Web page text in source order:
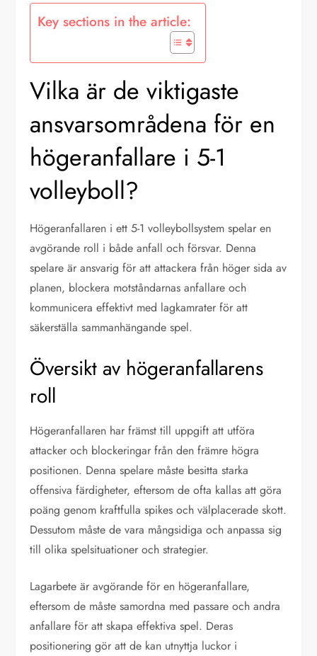
Key sections in the article:
Vilka är de viktigaste
ansvarsområdena för en
högeranfallare i 5-1
volleyboll?
Högeranfallaren i ett 5-1 volleybollsystem spelar en
avgörande roll i både anfall och försvar. Denna
spelare är ansvarig för att attackera från höger sida av
planen, blockera motståndarnas anfallare och
kommunicera effektivt med lagkamrater för att
säkerställa sammanhängande spel.
Översikt av högeranfallarens
roll
Högeranfallaren har främst till uppgift att utföra
attacker och blockeringar från den främre högra
positionen. Denna spelare måste besitta starka
offensiva färdigheter, eftersom de ofta kallas att göra
poäng genom kraftfulla spikes och välplacerade skott.
Dessutom måste de vara mångsidiga och anpassa sig
till olika spelsituationer och strategier.
Lagarbete är avgörande för en högeranfallare,
eftersom de måste samordna med passare och andra
anfallare för att skapa effektiva spel. Deras
positionering gör att de kan utnyttja luckor i